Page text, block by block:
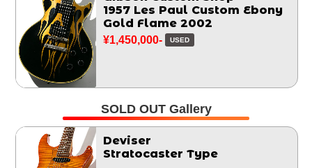
1957 Les Paul Custom Ebony
Gold Flame 2002
¥1,450,000- USED
SOLD OUT Gallery
Deviser
Stratocaster Type